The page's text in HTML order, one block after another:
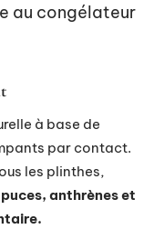
au congélateur
à base de
par contact.
les plinthes,
anthrènes et